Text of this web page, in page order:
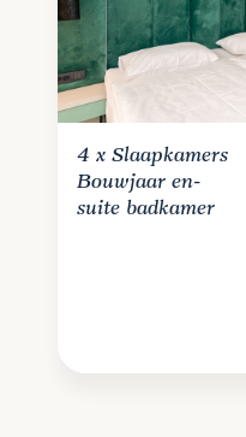
4 x Slaapkamers
Bouwjaar en-
suite badkamer